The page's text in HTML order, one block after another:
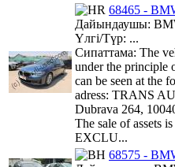
68465 -
Дайындаушы:
Үлгі/Түр: ...
Сипаттама: The
under the principle
can be seen at the
adress: TRANS
Dubrava 264,
The sale of assets
EXCLU...
68575 -